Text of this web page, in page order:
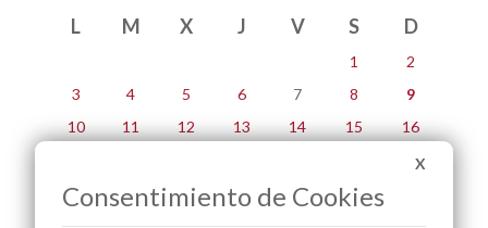
L M X J V S D
1
2
3
4 5 6 7 8
9
10
11 12 13 14 15
16
23
24
25 26 27 28 29
X
Consentimiento de Cookies